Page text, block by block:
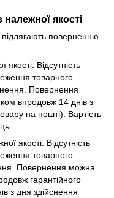
якості
підлягають поверненню
Відсутність
товарного
Повернення
впродовж 14 днів з
на пошті). Вартість
якості. Відсутність
товарного
Повернення можна
гарантійного
з дня здійснення